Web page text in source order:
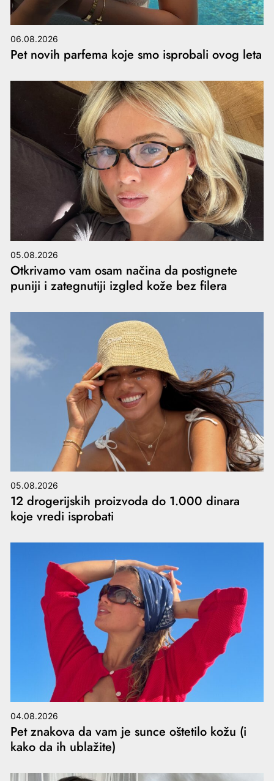
06.08.2026
Pet novih parfema koje smo isprobali ovog leta
05.08.2026
Otkrivamo vam osam načina da postignete
puniji i zategnutiji izgled kože bez filera
05.08.2026
12 drogerijskih proizvoda do 1.000 dinara
koje vredi isprobati
04.08.2026
Pet znakova da vam je sunce oštetilo kožu (i
kako da ih ublažite)